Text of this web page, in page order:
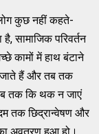
कुछ नहीं कहते-
सामाजिक परिवर्तन
कामों में हाथ बंटाने
हैं और तब तक
तक कि थक न जाएं
तक छिद्रान्वेषण और